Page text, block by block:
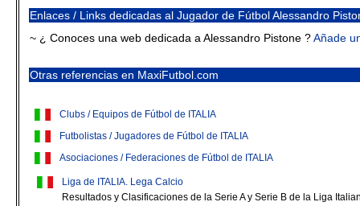
Enlaces / Links dedicadas al Jugador de Fútbol Alessandro
~ ¿ Conoces una web dedicada a Alessandro Pistone ?Añade
Otras referencias en MaxiFutbol.com
Clubs / Equipos de Fútbol de ITALIA
Futbolistas / Jugadores de Fútbol de ITALIA
Asociaciones / Federaciones de Fútbol de ITALIA
Liga de ITALIA. Lega Calcio
Resultados y Clasificaciones de la Serie A y Serie B de la Liga